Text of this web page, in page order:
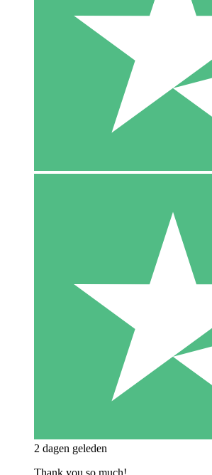
2 dagen geleden
Thank you so much!